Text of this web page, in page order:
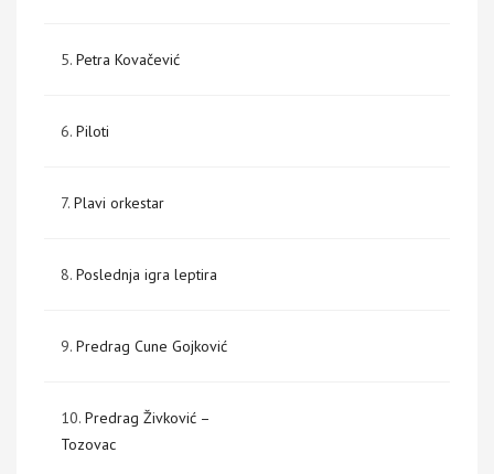
5. Petra Kovačević
6. Piloti
7. Plavi orkestar
8. Poslednja igra leptira
9. Predrag Cune Gojković
10. Predrag Živković –
Tozovac